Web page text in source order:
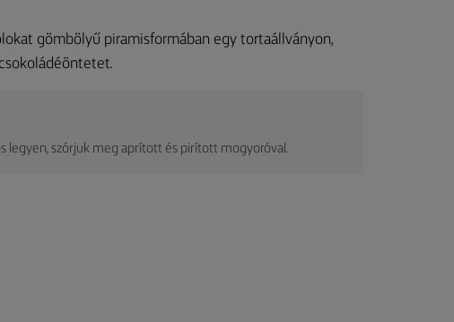
gömbölyű piramisformában egy tortaállványon,
legyen, szórjuk meg aprított és pirított mogyoróval.